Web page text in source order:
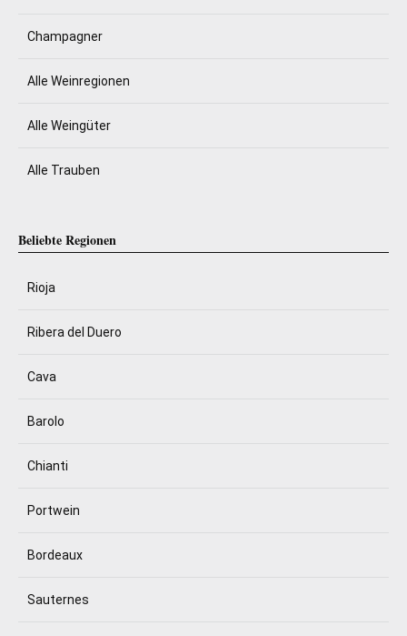
Champagner
Alle Weinregionen
Alle Weingüter
Alle Trauben
Beliebte Regionen
Rioja
Ribera del Duero
Cava
Barolo
Chianti
Portwein
Bordeaux
Sauternes